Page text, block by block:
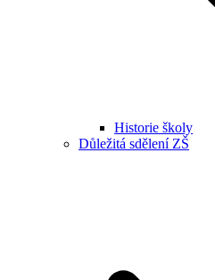
Historie školy
Důležitá sdělení ZŠ